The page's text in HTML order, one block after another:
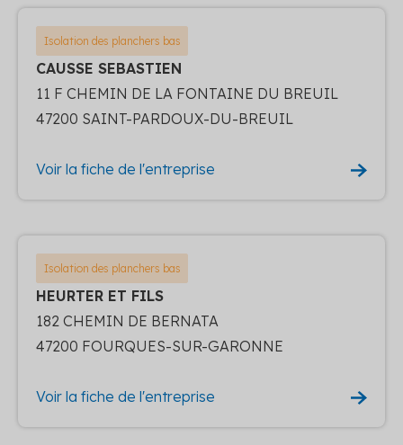
Isolation des planchers bas
CAUSSE SEBASTIEN
11 F CHEMIN DE LA FONTAINE DU BREUIL
47200 SAINT-PARDOUX-DU-BREUIL
Voir la fiche de l'entreprise
Isolation des planchers bas
HEURTER ET FILS
182 CHEMIN DE BERNATA
47200 FOURQUES-SUR-GARONNE
Voir la fiche de l'entreprise